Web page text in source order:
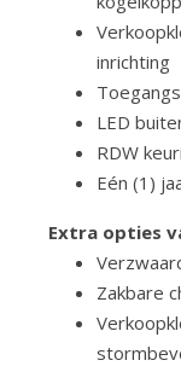
inrichting
LED
RDW
Eén (1)
Extra opties
Zakbare